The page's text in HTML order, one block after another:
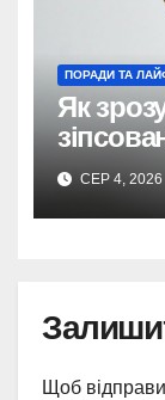
ПОРАДИ ТА
Як
таСЕР 4, 2026
Щоб